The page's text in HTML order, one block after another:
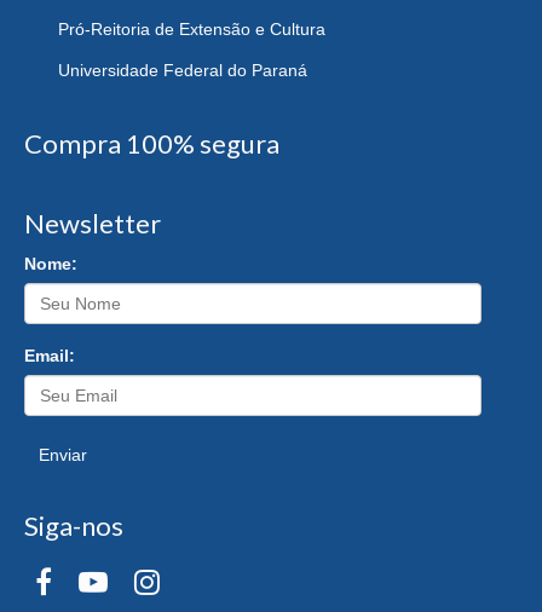
Pró-Reitoria de Extensão e Cultura
Universidade Federal do Paraná
Compra 100% segura
Newsletter
Nome:
Email:
Enviar
Siga-nos